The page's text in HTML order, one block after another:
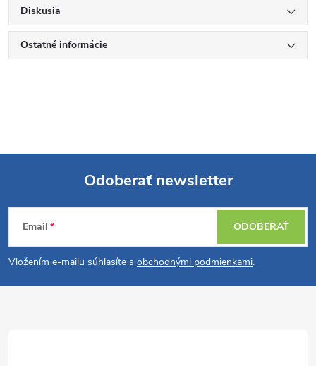
Diskusia
Ostatné informácie
Z
á
p
Odoberať newsletter
Email
Vložením e-mailu súhlasíte s obchodnými podmienkami.
ODOBERAŤ